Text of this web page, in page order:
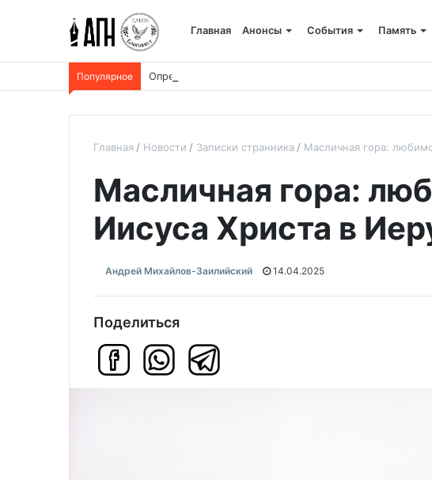
Главная Анонсы События Память
Популярное Определены даты каникул для школьников в новом
Главная Новости Записки странника Масличная гора:
Масличная гора:
Иисуса Христа в
Андрей Михайлов-Заилийский 14.04.2025
Поделиться